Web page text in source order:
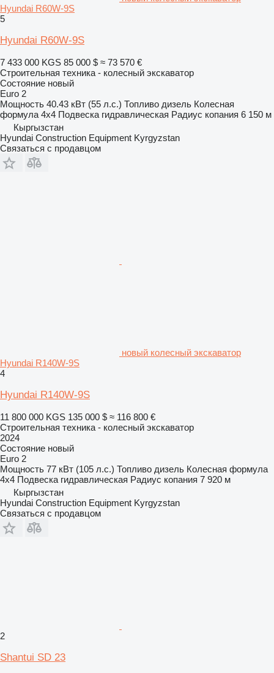
Hyundai R60W-9S
5
Hyundai R60W-9S
7 433 000 KGS 85 000 $ ≈ 73 570 €
Строительная техника - колесный экскаватор
Состояние новый
Euro 2
Мощность 40.43 кВт (55 л.с.) Топливо дизель Колесная
формула 4x4 Подвеска гидравлическая Радиус копания 6 150 м
Кыргызстан
Hyundai Construction Equipment Kyrgyzstan
Связаться с продавцом
новый колесный экскаватор
Hyundai R140W-9S
4
Hyundai R140W-9S
11 800 000 KGS 135 000 $ ≈ 116 800 €
Строительная техника - колесный экскаватор
2024
Состояние новый
Euro 2
Мощность 77 кВт (105 л.с.) Топливо дизель Колесная формула
4x4 Подвеска гидравлическая Радиус копания 7 920 м
Кыргызстан
Hyundai Construction Equipment Kyrgyzstan
Связаться с продавцом
2
Shantui SD 23